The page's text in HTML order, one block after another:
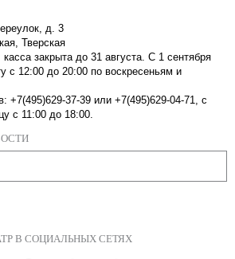
д. 3
Тверская
закрыта до 31 августа. С 1 сентября
с 12:00 до 20:00 по воскресеньям и
+7(495)629-37-39 или +7(495)629-04-71, с
с 11:00 до 18:00.
В СОЦИАЛЬНЫХ СЕТЯХ